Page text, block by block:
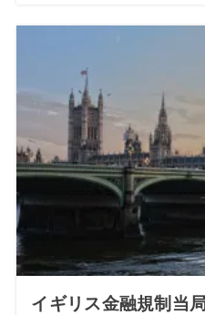
イギリス金融規制当